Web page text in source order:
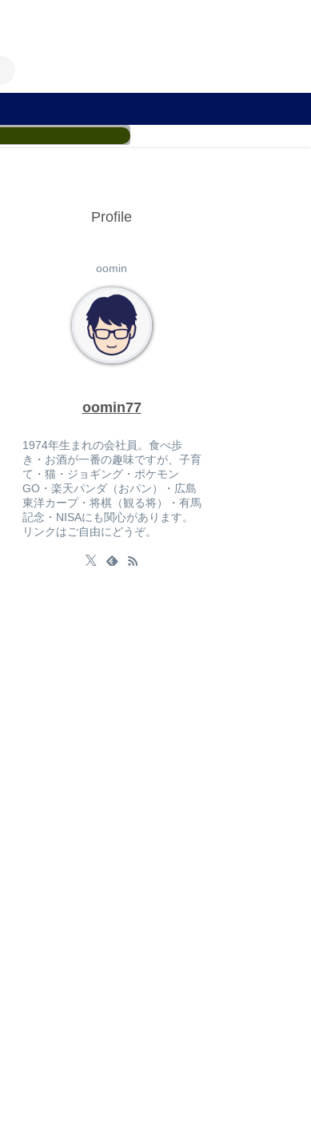
Profile
oomin
oomin77
1974年生まれの会社員。食べ歩
き・お酒が一番の趣味ですが、子育
て・猫・ジョギング・ポケモン
GO・楽天パンダ（おパン）・広島
東洋カープ・将棋（観る将）・有馬
記念・NISAにも関心があります。
リンクはご自由にどうぞ。